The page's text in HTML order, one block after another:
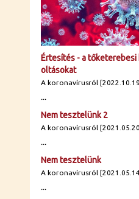
Értesítés - a tőketerebesi
oltásokat
A koronavírusról
...
Nem tesztelünk 2
A koronavírusról
...
Nem tesztelünk
A koronavírusról
...